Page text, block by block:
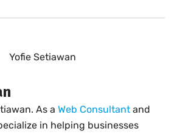
As a Web Consultant and
in helping businesses